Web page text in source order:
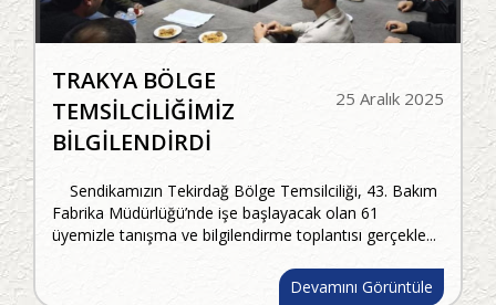
25 Aralık 2025
TRAKYA BÖLGE
TEMSİLCİLİĞİMİZ
BİLGİLENDİRDİ
Sendikamızın Tekirdağ Bölge Temsilciliği, 43. Bakım
Fabrika Müdürlüğü’nde işe başlayacak olan 61
üyemizle tanışma ve bilgilendirme toplantısı gerçekle...
Devamını Görüntüle